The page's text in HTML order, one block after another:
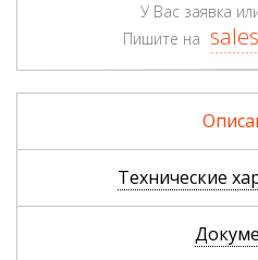
У Вас заявка
Пишите на
Технические